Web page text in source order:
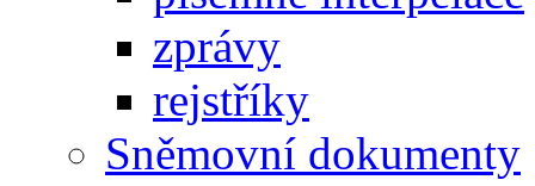
zprávy
rejstříky
Sněmovní dokumenty